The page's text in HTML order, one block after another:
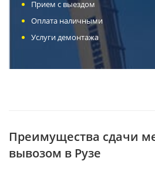
Прием с выездом
Оплата наличными
Услуги демонтажа
Преимущества сдачи
вывозом в Рузе